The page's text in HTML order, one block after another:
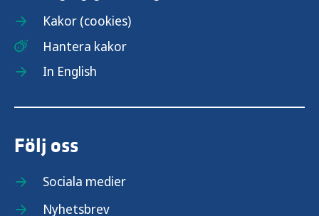
Kakor (cookies)
Hantera kakor
In English
Följ oss
Sociala medier
Nyhetsbrev